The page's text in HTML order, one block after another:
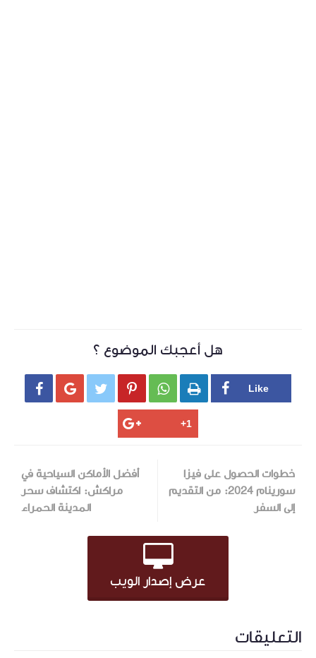
هل أعجبك الموضوع ؟
     
خطوات الحصول على فيزا
سورينام 2024: من التقديم
إلى السفر
أفضل الأماكن السياحية في
مراكش: اكتشاف سحر
المدينة الحمراء
عرض إصدار الويب
التعليقات